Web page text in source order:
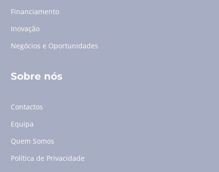
Financiamento
Inovação
Negócios e Oportunidades
Sobre nós
Contactos
Equipa
Quem Somos
Política de Privacidade